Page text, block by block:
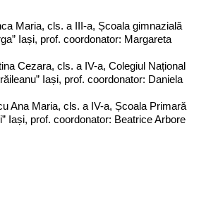
Maria, cls. a III-a, Școala gimnazială
Iași, prof. coordonator: Margareta
Cezara, cls. a IV-a, Colegiul Național
Iași, prof. coordonator: Daniela
Ana Maria, cls. a IV-a, Școala Primară
Iași, prof. coordonator: Beatrice Arbore